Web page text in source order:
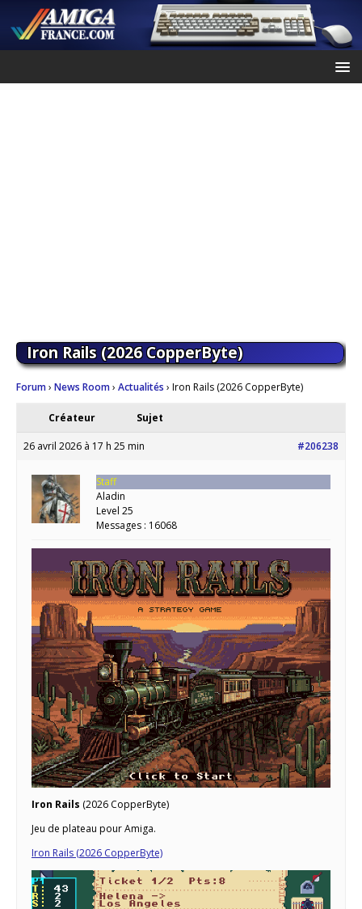
Iron Rails (2026 CopperByte)
Forum› News Room› Actualités › Iron Rails (2026 CopperByte)
Créateur Sujet
26 avril 2026 à 17 h 25 min #206238
Staff
Aladin
Level 25
Messages : 16068
Iron Rails (2026 CopperByte)
Jeu de plateau pour Amiga.
Iron Rails (2026 CopperByte)